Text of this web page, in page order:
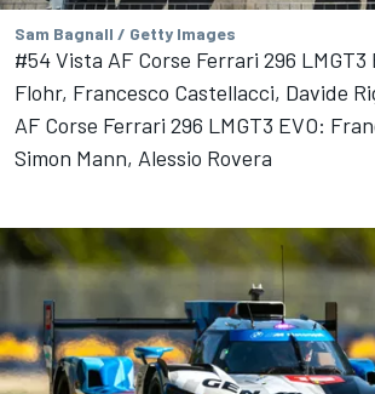
Sam Bagnall / Getty Images
#54 Vista AF Corse Ferrari 296 LMGT3
Flohr, Francesco Castellacci, Davide
AF Corse Ferrari 296 LMGT3 EVO:
Simon Mann, Alessio Rovera